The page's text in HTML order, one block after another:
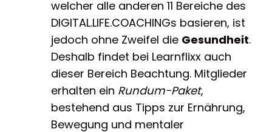
welcher alle anderen 11 Bereiche des
DIGITAL.LIFE.COACHINGs basieren, ist
jedoch ohne Zweifel die Gesundheit.
Deshalb findet bei Learnflixx auch
dieser Bereich Beachtung. Mitglieder
erhalten ein Rundum-Paket,
bestehend aus Tipps zur Ernährung,
Bewegung und mentaler